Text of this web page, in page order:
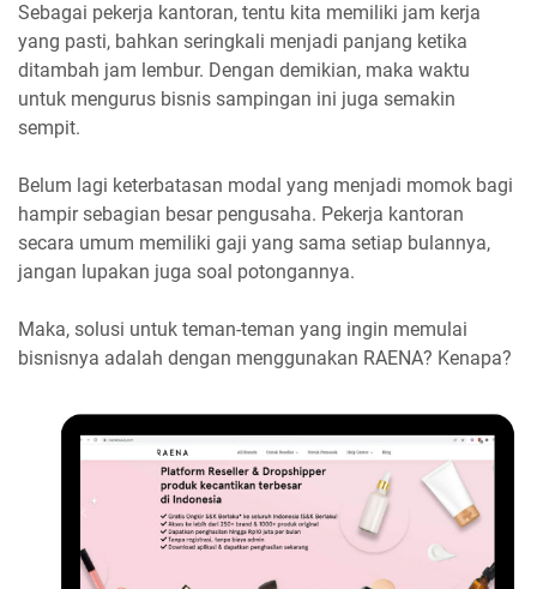
Sebagai pekerja kantoran, tentu kita memiliki jam kerja
yang pasti, bahkan seringkali menjadi panjang ketika
ditambah jam lembur. Dengan demikian, maka waktu
untuk mengurus bisnis sampingan ini juga semakin
sempit.
Belum lagi keterbatasan modal yang menjadi momok bagi
hampir sebagian besar pengusaha. Pekerja kantoran
secara umum memiliki gaji yang sama setiap bulannya,
jangan lupakan juga soal potongannya.
Maka, solusi untuk teman-teman yang ingin memulai
bisnisnya adalah dengan menggunakan RAENA? Kenapa?